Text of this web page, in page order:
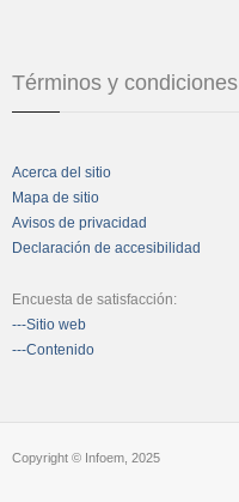
Términos y condiciones
Acerca del sitio
Mapa de sitio
Avisos de privacidad
Declaración de accesibilidad
Encuesta de satisfacción:
---Sitio web
---Contenido
Copyright © Infoem, 2025